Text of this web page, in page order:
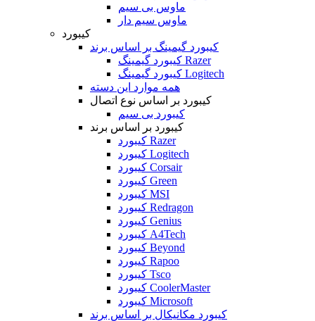
ماوس بی سیم
ماوس سیم دار
کیبورد
کیبورد گیمینگ بر اساس برند
کیبورد گیمینگ Razer
کیبورد گیمینگ Logitech
همه موارد این دسته
کیبورد بر اساس نوع اتصال
کیبورد بی سیم
کیبورد بر اساس برند
کیبورد Razer
کیبورد Logitech
کیبورد Corsair
کیبورد Green
کیبورد MSI
کیبورد Redragon
کیبورد Genius
کیبورد A4Tech
کیبورد Beyond
کیبورد Rapoo
کیبورد Tsco
کیبورد CoolerMaster
کیبورد Microsoft
کیبورد مکانیکال بر اساس برند